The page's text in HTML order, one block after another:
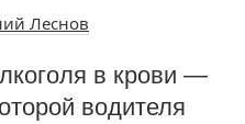
Леснов
в крови —
водителя